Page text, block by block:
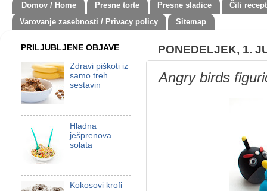
Domov / Home Presne torte Presne sladice
Čili
Varovanje zasebnosti / Privacy policy
Sitemap
PONEDELJEK, 1.
Angry birds
PRILJUBLJENE OBJAVE
Zdravi piškoti iz
samo treh
sestavin
Hladna
ješprenova
solata
Kokosovi krofi